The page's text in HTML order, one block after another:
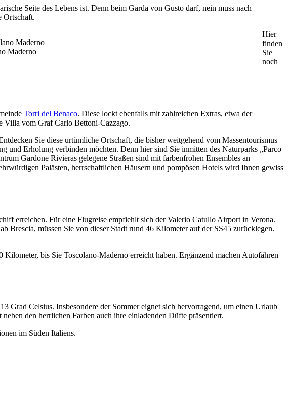
Seite des Lebens ist. Denn beim Garda von Gusto darf, nein muss nach
Ortschaft.
Maderno
Hier
finden
Sie
noch
Torri del Benaco. Diese lockt ebenfalls mit zahlreichen Extras, etwa der
Villa vom Graf Carlo Bettoni-Cazzago.
Sie diese urtümliche Ortschaft, die bisher weitgehend vom Massentourismus
und Erholung verbinden möchten. Denn hier sind Sie inmitten des Naturparks „Parco
Gardone Rivieras gelegene Straßen sind mit farbenfrohen Ensembles an
Palästen, herrschaftlichen Häusern und pompösen Hotels wird Ihnen gewiss
erreichen. Für eine Flugreise empfiehlt sich der Valerio Catullo Airport in Verona.
Brescia, müssen Sie von dieser Stadt rund 46 Kilometer auf der SS45 zurücklegen.
bis Sie Toscolano-Maderno erreicht haben. Ergänzend machen Autofähren
Grad Celsius. Insbesondere der Sommer eignet sich hervorragend, um einen Urlaub
den herrlichen Farben auch ihre einladenden Düfte präsentiert.
im Süden Italiens.